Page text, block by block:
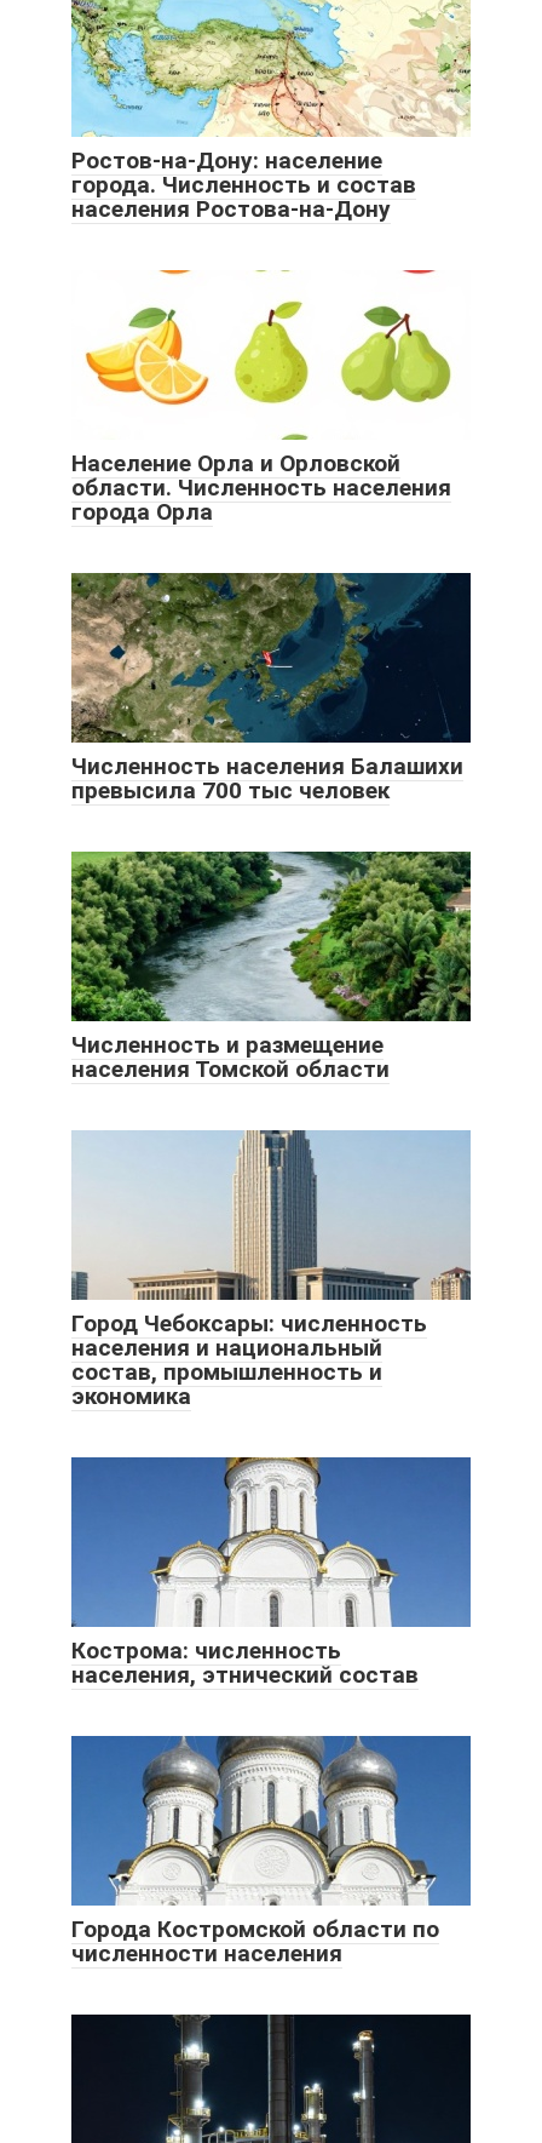
Ростов-на-Дону: население
города. Численность и состав
населения Ростова-на-Дону
Население Орла и Орловской
области. Численность населения
города Орла
Численность населения Балашихи
превысила 700 тыс человек
Численность и размещение
населения Томской области
Город Чебоксары: численность
населения и национальный
состав, промышленность и
экономика
Кострома: численность
населения, этнический состав
Города Костромской области по
численности населения